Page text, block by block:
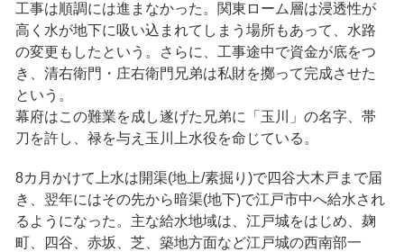
工事は順調には進まなかった。関東ローム層は浸透性が
高く水が地下に吸い込まれてしまう場所もあって、水路
の変更もしたという。さらに、工事途中で資金が底をつ
き、清右衛門・庄右衛門兄弟は私財を擲って完成させた
という。
幕府はこの難業を成し遂げた兄弟に「玉川」の名字、帯
刀を許し、禄を与え玉川上水役を命じている。
8カ月かけて上水は開渠(地上/素掘り)で四谷大木戸まで届
き、翌年にはその先から暗渠(地下)で江戸市中へ給水され
るようになった。主な給水地域は、江戸城をはじめ、麹
町、四谷、赤坂、芝、築地方面など江戸城の西南部一